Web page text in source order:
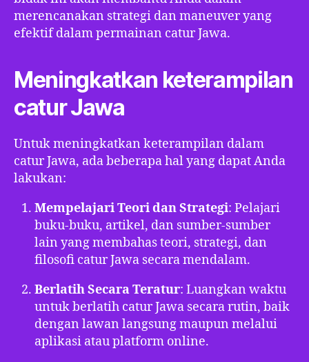
merencanakan strategi dan maneuver yang
efektif dalam permainan catur Jawa.
Meningkatkan keterampilan
catur Jawa
Untuk meningkatkan keterampilan dalam
catur Jawa, ada beberapa hal yang dapat Anda
lakukan:
Mempelajari Teori dan Strategi: Pelajari
buku-buku, artikel, dan sumber-sumber
lain yang membahas teori, strategi, dan
filosofi catur Jawa secara mendalam.
Berlatih Secara Teratur: Luangkan waktu
untuk berlatih catur Jawa secara rutin, baik
dengan lawan langsung maupun melalui
aplikasi atau platform online.